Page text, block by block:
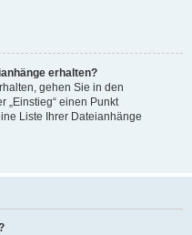
erhalten?
gehen Sie in den
„Einstieg“ einen Punkt
Liste Ihrer Dateianhänge